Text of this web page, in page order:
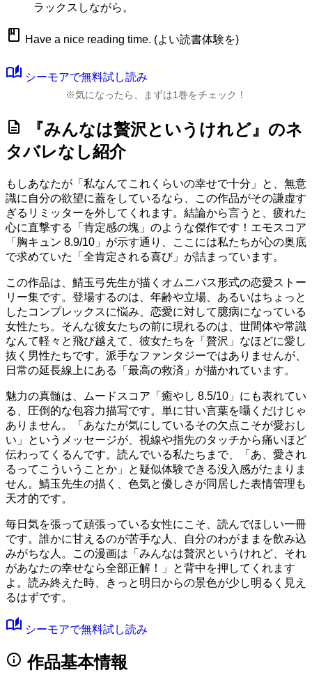
ラックスしながら。
book Have a nice reading time. (よい読書体験を)
auto_stories シーモアで無料試し読み
※気になったら、まずは1巻をチェック！
description
『みんなは贅沢というけれど』のネ
タバレなし紹介
もしあなたが「私なんてこれくらいの幸せで十分」と、無意
識に自分の欲望に蓋をしているなら、この作品がその謙虚す
ぎるリミッターを外してくれます。結論から言うと、疲れた
心に直撃する「肯定感の塊」のような傑作です！ エモスコア
「胸キュン 8.9/10」 が示す通り、ここには私たちが心の奥底
で求めていた「全肯定される喜び」が詰まっています。
この作品は、鯖玉弓先生が描くオムニバス形式の恋愛ストー
リー集です。登場するのは、年齢や立場、あるいはちょっと
したコンプレックスに悩み、恋愛に対して臆病になっている
女性たち。そんな彼女たちの前に現れるのは、世間体や常識
なんて軽々と飛び越えて、彼女たちを「贅沢」なほどに愛し
抜く男性たちです。派手なファンタジーではありませんが、
日常の延長線上にある「最高の救済」が描かれています。
魅力の真髄は、ムードスコア 「癒やし 8.5/10」 にも表れてい
る、圧倒的な包容力描写です。単に甘い言葉を囁くだけじゃ
ありません。「あなたが気にしているその欠点こそが愛おし
い」というメッセージが、視線や指先のタッチから痛いほど
伝わってくるんです。読んでいる私たちまで、「あ、愛され
るってこういうことか」と疑似体験できる没入感がたまりま
せん。鯖玉先生の描く、色気と優しさが同居した表情管理も
天才的です。
毎日気を張って頑張っている女性にこそ、読んでほしい一冊
です。誰かに甘えるのが苦手な人、自分のわがままを飲み込
みがちな人。この漫画は「みんなは贅沢というけれど、それ
があなたの幸せなら全部正解！」と背中を押してくれます
よ。読み終えた時、きっと明日からの景色が少し明るく見え
るはずです。
auto_stories シーモアで無料試し読み
info 作品基本情報